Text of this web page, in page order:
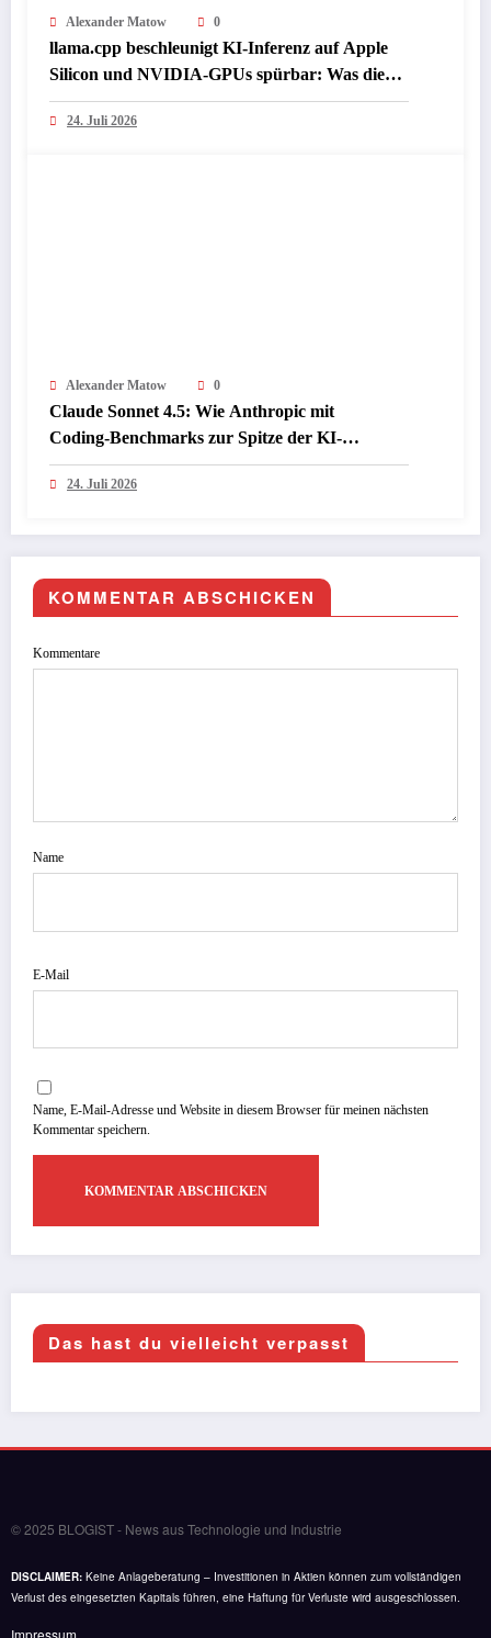
Alexander Matow 0
llama.cpp beschleunigt KI-Inferenz auf Apple
Silicon und NVIDIA-GPUs spürbar: Was die
Presse jetzt über lokale LLM-Performance
berichtet
24. Juli 2026
Alexander Matow 0
Claude Sonnet 4.5: Wie Anthropic mit
Coding‑Benchmarks zur Spitze der KI-
Programmiermodelle aufschließt
24. Juli 2026
KOMMENTAR ABSCHICKEN
Kommentare
Name
E-Mail
Name, E-Mail-Adresse und Website in diesem Browser für meinen nächsten
Kommentar speichern.
Das hast du vielleicht verpasst
© 2025 BLOGIST - News aus Technologie und Industrie
DISCLAIMER: Keine Anlageberatung – Investitionen in Aktien können zum vollständigen
Verlust des eingesetzten Kapitals führen, eine Haftung für Verluste wird ausgeschlossen.